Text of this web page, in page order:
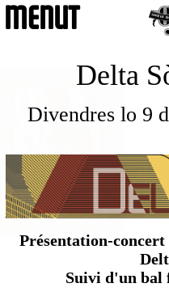
MENUT
Delta
Divendres lo 9
Présentation-
Suivi d'un bal